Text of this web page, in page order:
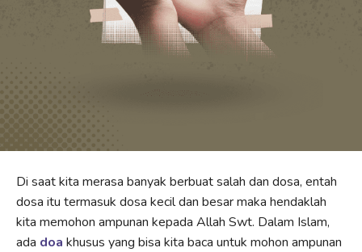
Di saat kita merasa banyak berbuat salah dan dosa, entah
dosa itu termasuk dosa kecil dan besar maka hendaklah
kita memohon ampunan kepada Allah Swt. Dalam Islam,
ada doa khusus yang bisa kita baca untuk mohon ampunan